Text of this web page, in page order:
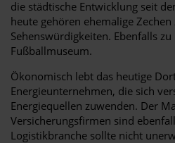
die städtische Entwicklung seit
heute gehören ehemalige Zechen
Sehenswürdigkeiten. Ebenfalls
Fußballmuseum.
Ökonomisch lebt das heutige
Energieunternehmen, die sich
Energiequellen zuwenden. Der
Versicherungsfirmen sind
Logistikbranche sollte nicht